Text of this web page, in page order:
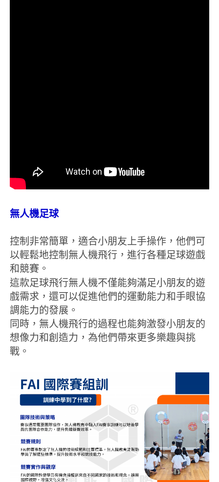
無人機足球
控制非常簡單，適合小朋友上手操作，他們可
以輕鬆地控制無人機飛行，進行各種足球遊戲
和競賽。
這款足球飛行無人機不僅能夠滿足小朋友的遊
戲需求，還可以促進他們的運動能力和手眼協
調能力的發展。
同時，無人機飛行的過程也能夠激發小朋友的
想像力和創造力，為他們帶來更多樂趣與挑
戰。